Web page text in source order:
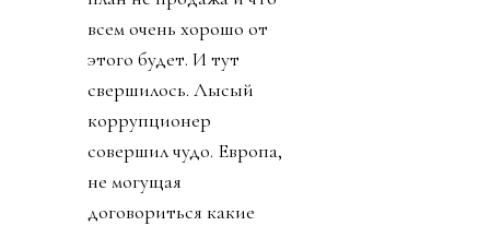
всем очень хорошо от
этого будет. И тут
свершилось. Лысый
коррупционер
совершил чудо. Европа,
не могущая
договориться какие